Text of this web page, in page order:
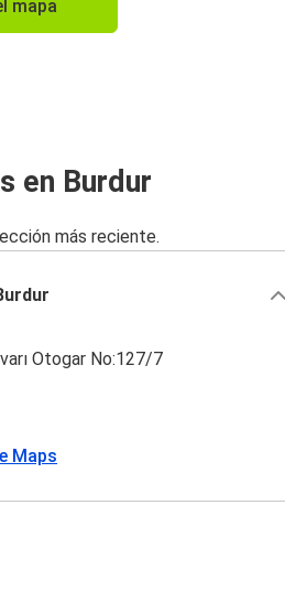
mapa
en Burdur
más reciente.
Otogar No:127/7
Maps